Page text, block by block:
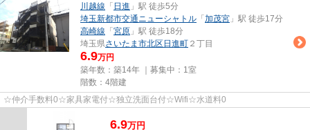
川越線 「 日進 」駅 徒歩5分
埼玉新都市交通ニューシャトル 「 加茂宮 」駅 徒歩17分
高崎線 「 宮原 」駅 徒歩18分
埼玉県さいたま市北区 日進町 ２丁目
6.9万円
築年数：築14年 ｜募集中： 1室
階数：4階建
☆仲介手数料0☆家具家電付☆独立洗面台付☆Wifi☆水道料0
6.9万円